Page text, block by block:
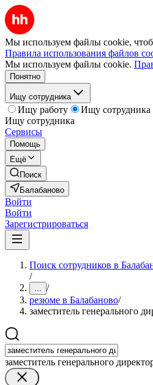
Мы используем файлы cookie,
Правила использования файлов
Мы используем файлы cookie.
Понятно
Ищу сотрудника
Ищу работу
Ищу сотрудника
Ищу сотрудника
Сервисы
Помощь
Ещё
Поиск
Балабаново
Войти
Войти
Зарегистрироваться
Поиск сотрудников в
/
... /
резюме в Балабаново/
заместитель генерального
заместитель генерального